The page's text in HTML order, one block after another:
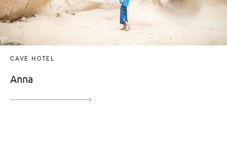
CAVE HOTEL
Anna